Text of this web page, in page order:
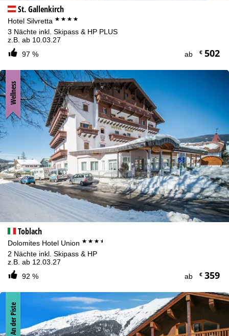
St. Gallenkirch
Hotel Silvretta ****
3 Nächte inkl. Skipass & HP PLUS
z.B. ab 10.03.27
97 %
ab €502
Toblach
Dolomites Hotel Union ***+
2 Nächte inkl. Skipass & HP
z.B. ab 12.03.27
92 %
ab €359
Wellness
An der Piste